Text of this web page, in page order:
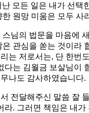
모든 일은 내가 선택
원망 미움은 모두 사
스님의 법문을 마음에
관심을 쏟는 것이라
는 저로서는, 단 한번
다는 김월금 보살님이
나도 감사하였습니다.
전달해주신 말씀 잘
라. 그러면 책임은 내